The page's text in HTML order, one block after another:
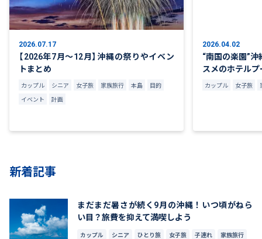
2026.07.17
【2026年7月～12月】沖縄の祭りやイベン
トまとめ
カップル シニア 女子旅 家族旅行 本島
目的
イベント
計画
2026.04.02
“南国の楽園”
スメのホテル
カップル 女子旅
新着記事
まだまだ暑さが続く9月の沖縄！いつ頃がねら
い目？旅費を抑えて満喫しよう
カップル シニア ひとり旅 女子旅 子連れ
家族旅行